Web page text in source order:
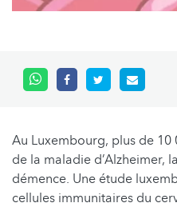
Au Luxembourg, plus de
de la maladie d’Alzheimer,
démence. Une étude
cellules immunitaires du